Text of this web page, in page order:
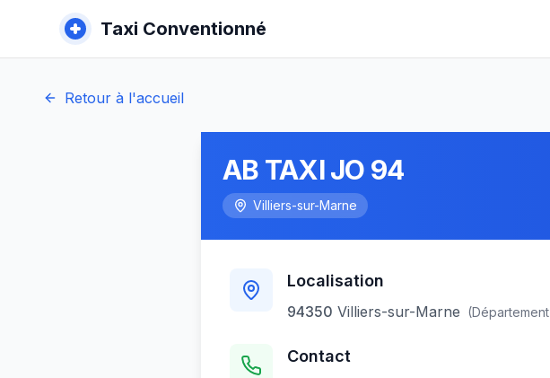
Taxi Conventionné
Retour à l'accueil
AB TAXI JO 94
Villiers-sur-Marne
Localisation
94350 Villiers-sur-Marne (Département
Contact